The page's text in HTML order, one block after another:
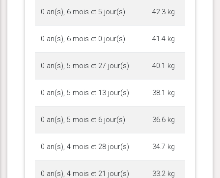
0 an(s), 6 mois et 5 jour(s) 42.3 kg
0 an(s), 6 mois et 0 jour(s) 41.4 kg
0 an(s), 5 mois et 27 jour(s) 40.1 kg
0 an(s), 5 mois et 13 jour(s) 38.1 kg
0 an(s), 5 mois et 6 jour(s) 36.6 kg
0 an(s), 4 mois et 28 jour(s) 34.7 kg
0 an(s), 4 mois et 21 jour(s) 33.2 kg